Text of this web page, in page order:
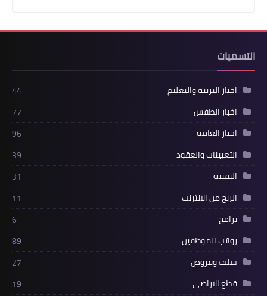
التسميات
اخبار التربية والتعليم
44
اخبار الطقس
77
اخبار العامة
96
التعيينات والعقود
39
التقنية
31
الربح من الانترنت
11
برامج
6
رواتب الموظفين
89
سلف وقروض
27
قطع الاراضي
19